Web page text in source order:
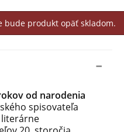
bude produkt opäť skladom.
od narodenia
spisovateľa
literárne